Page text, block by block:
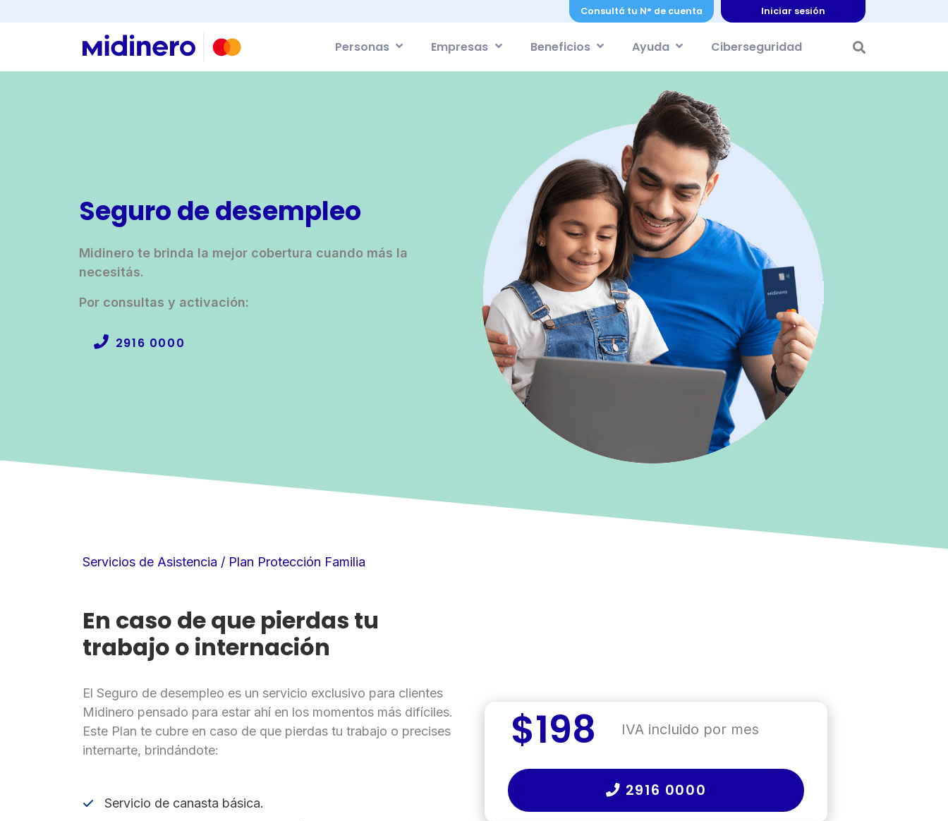
Consultá tu N° de cuenta Iniciar sesión
Personas Empresas Beneficios Ayuda Ciberseguridad
Buscar
Seguro de desempleo
Midinero te brinda la mejor cobertura cuando más la
necesitás.
Por consultas y activación:
2916 0000
Servicios de Asistencia / Plan Protección Familia
En caso de que pierdas tu
trabajo o internación
El Seguro de desempleo es un servicio exclusivo para clientes
Midinero pensado para estar ahí en los momentos más difíciles.
Este Plan te cubre en caso de que pierdas tu trabajo o precises
internarte, brindándote:
Servicio de canasta básica.
$198 IVA incluido por mes
2916 0000